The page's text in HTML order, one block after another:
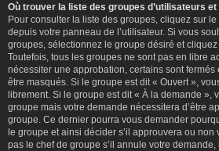
Où trouver la liste des groupes d’utilisateurs
Pour consulter la liste des groupes, cliquez sur le
depuis votre panneau de l’utilisateur. Si vous
groupes, sélectionnez le groupe désiré et
Toutefois, tous les groupes ne sont pas en libre
nécessiter une approbation, certains sont fermés
être masqués. Si le groupe est dit « Ouvert »,
librement. Si le groupe est dit « À la demande »,
groupe mais votre demande nécessitera d’être
groupe. Ce dernier pourra vous demander
le groupe et ainsi décider s’il approuvera ou non
pas le chef de groupe s’il annule votre demande,